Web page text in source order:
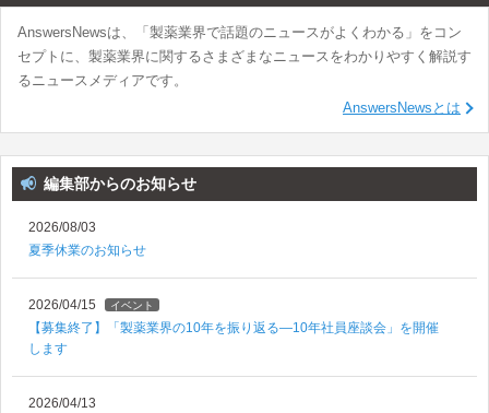
AnswersNewsは、「製薬業界で話題のニュースがよくわかる」をコン
セプトに、製薬業界に関するさまざまなニュースをわかりやすく解説す
るニュースメディアです。
AnswersNewsとは
編集部からのお知らせ
2026/08/03
夏季休業のお知らせ
2026/04/15 イベント
【募集終了】「製薬業界の10年を振り返る―10年社員座談会」を開催
します
2026/04/13